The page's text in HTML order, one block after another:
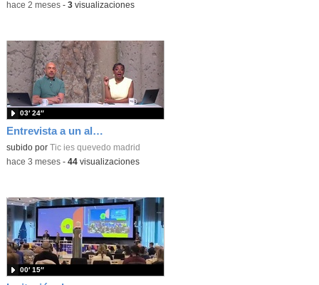
-hace 2 meses- 3visualizaciones
Entrevista a un alumno del Quevedo en Madrid Directo 20/04/2026
subido por Tic ies quevedo madrid
03′ 24″
-hace 3 meses- 44visualizaciones
00′ 15″